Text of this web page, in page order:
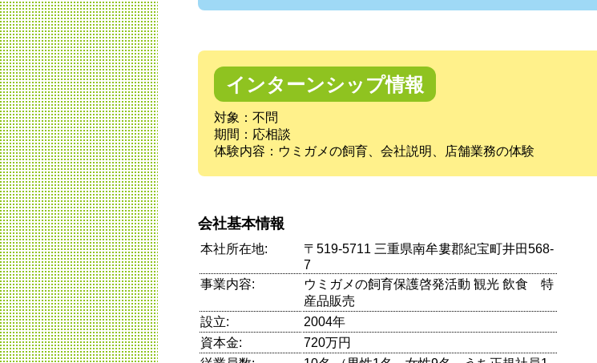
インターンシップ情報
対象：不問
期間：応相談
体験内容：ウミガメの飼育、会社説明、店舗業務の体験
会社基本情報
本社所在地:
〒519-5711 三重県南牟婁郡紀宝町井田568-
7
事業内容:
ウミガメの飼育保護啓発活動 観光 飲食 特
産品販売
設立:
2004年
資本金:
720万円